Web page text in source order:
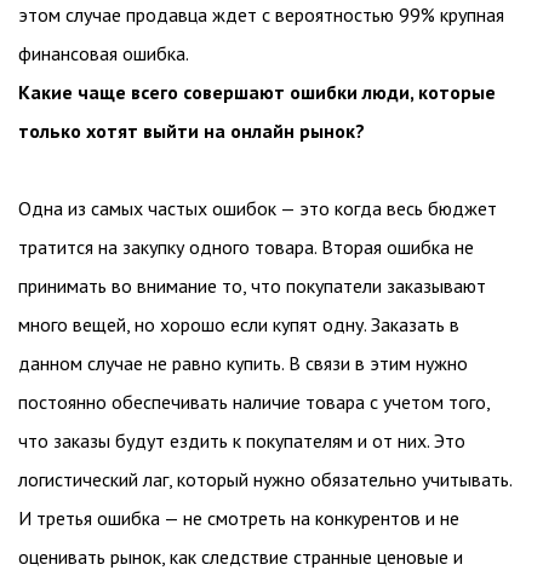
этом случае продавца ждет с вероятностью 99% крупная
финансовая ошибка.
Какие чаще всего совершают ошибки люди, которые
только хотят выйти на онлайн рынок?
Одна из самых частых ошибок — это когда весь бюджет
тратится на закупку одного товара. Вторая ошибка не
принимать во внимание то, что покупатели заказывают
много вещей, но хорошо если купят одну. Заказать в
данном случае не равно купить. В связи в этим нужно
постоянно обеспечивать наличие товара с учетом того,
что заказы будут ездить к покупателям и от них. Это
логистический лаг, который нужно обязательно учитывать.
И третья ошибка — не смотреть на конкурентов и не
оценивать рынок, как следствие странные ценовые и